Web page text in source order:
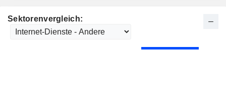
Sektorenvergleich: